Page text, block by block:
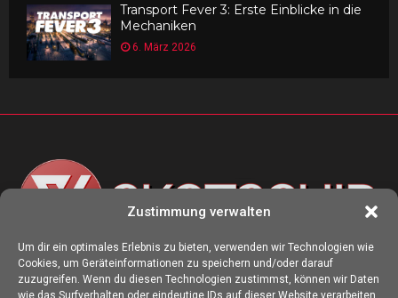
Zustimmung verwalten
Um dir ein optimales Erlebnis zu bieten, verwenden wir Technologien wie
Cookies, um Geräteinformationen zu speichern und/oder darauf
zuzugreifen. Wenn du diesen Technologien zustimmst, können wir Daten
wie das Surfverhalten oder eindeutige IDs auf dieser Website verarbeiten.
Transport Fever 3: Erste Einblicke in die
Mechaniken
6. März 2026
ÜBER UNS